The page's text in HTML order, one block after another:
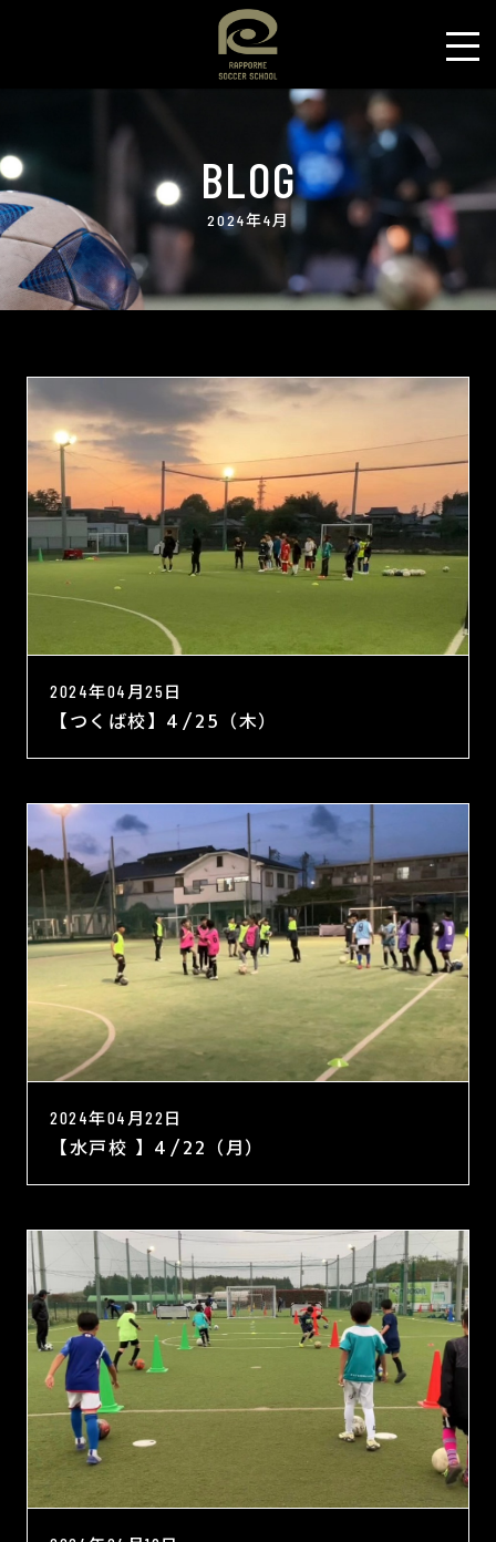
BLOG
2024年4月
2024年04月25日
【つくば校】4/25（木）
2024年04月22日
【水戸校 】4/22（月）